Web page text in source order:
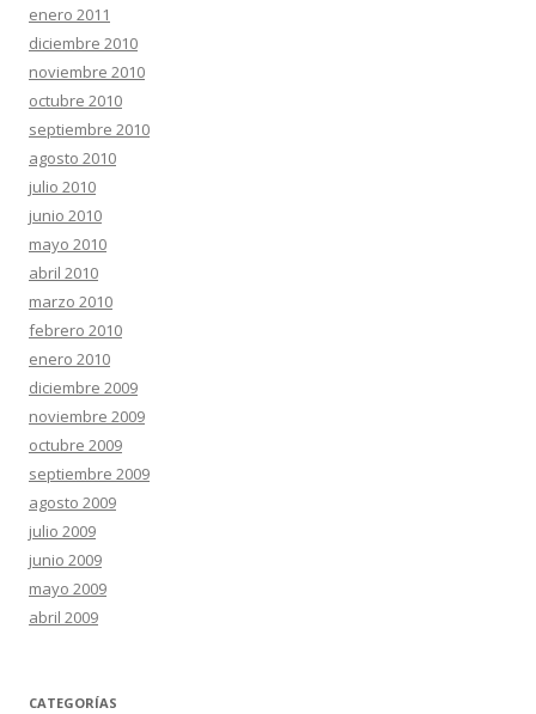
enero 2011
diciembre 2010
noviembre 2010
octubre 2010
septiembre 2010
agosto 2010
julio 2010
junio 2010
mayo 2010
abril 2010
marzo 2010
febrero 2010
enero 2010
diciembre 2009
noviembre 2009
octubre 2009
septiembre 2009
agosto 2009
julio 2009
junio 2009
mayo 2009
abril 2009
CATEGORÍAS